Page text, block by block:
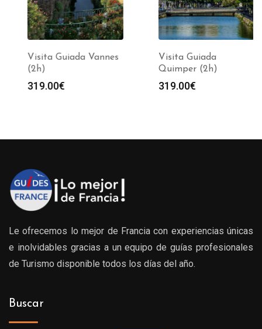
Visita Guiada Vannes
(2h)
319.00€
Visita Guiada
Quimper (2h)
319.00€
Le ofrecemos lo mejor de Francia con experiencias únicas
e inolvidables gracias a un equipo de guías profesionales
de Turismo disponible todos los días del año.
Buscar